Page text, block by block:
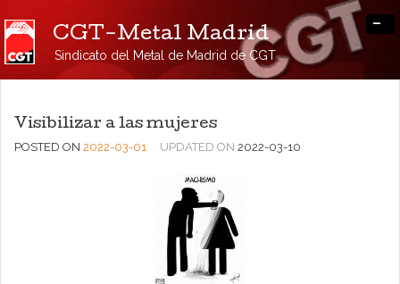
CGT-Metal Madrid
Sindicato del Metal de Madrid de CGT
-
Visibilizar a las mujeres
POSTED ON 2022-03-01 UPDATED ON 2022-03-10